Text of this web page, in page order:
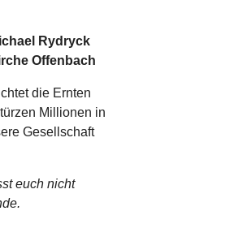
Rydryck
Offenbach
die Ernten
Millionen in
Gesellschaft
euch nicht